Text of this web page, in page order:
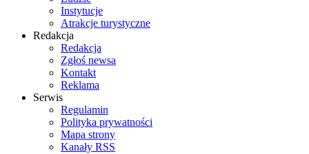
Instytucje
Atrakcje turystyczne
Redakcja
Redakcja
Zgłoś newsa
Kontakt
Reklama
Serwis
Regulamin
Polityka prywatności
Mapa strony
Kanały RSS